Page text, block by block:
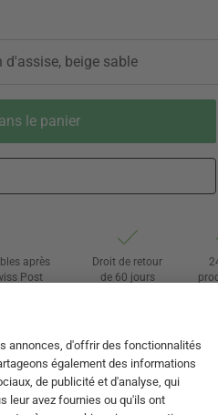
d'assise, beige sable
le panier
après
Post
Droit de retour
de 60 jours